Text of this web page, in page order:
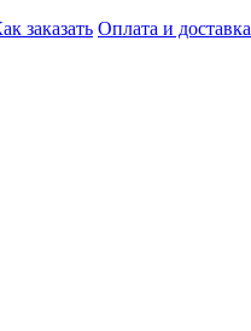
заказать Оплата и доставка